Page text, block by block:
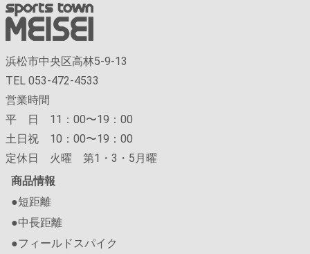
浜松市中央区高林5-9-13
TEL 053-472-4533
営業時間
平 日 11：00〜19：00
土日祝 10：00〜19：00
定休日 火曜 第1・3・5月曜
商品情報
●短距離
●中長距離
●フィールドスパイク